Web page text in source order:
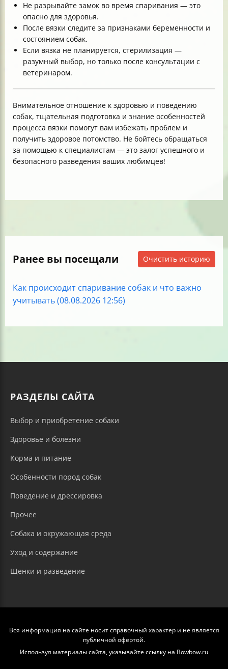
Не разрывайте замок во время спаривания — это
опасно для здоровья.
После вязки следите за признаками беременности и
состоянием собак.
Если вязка не планируется, стерилизация —
разумный выбор, но только после консультации с
ветеринаром.
Внимательное отношение к здоровью и поведению
собак, тщательная подготовка и знание особенностей
процесса вязки помогут вам избежать проблем и
получить здоровое потомство. Не бойтесь обращаться
за помощью к специалистам — это залог успешного и
безопасного разведения ваших любимцев!
Ранее вы посещали Очистить историю
Как происходит спаривание собак и что важно
учитывать (08.08.2026 12:56)
РАЗДЕЛЫ САЙТА
Выбор и приобретение собаки
Здоровье и болезни
Корма и питание
Особенности пород собак
Поведение и дрессировка
Прочее
Собака и окружающая среда
Уход и содержание
Щенки и разведение
Вся информация на сайте носит справочный характер и не является
публичной офертой.
Используя материалы сайта, указывайте ссылку на Bowbow.ru